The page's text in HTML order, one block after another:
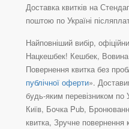
Доставка квитків на
поштою по Україні
Найповніший вибір,
Нацкешбек! Кешбек,
Повернення квитка без
публічної оферти».
будь-яким перевізником по
Київ, Бочка Pub,
квитка, Зручне повернення